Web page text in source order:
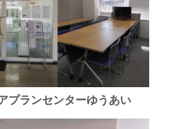
プランセンターゆうあい